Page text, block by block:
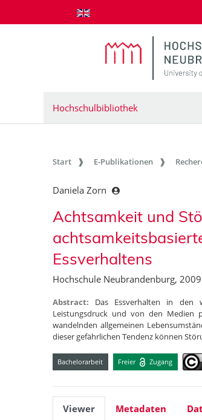
zum Inhalt springen
Hochschulbibliothek
Start E-Publikationen
Daniela Zorn
Achtsamkeit und
Essverhaltens
Hochschule Neubrandenburg, 2009
Abstract: Das Essverhalten in den
Leistungsdruck und von den Medien
wandelnden allgemeinen
dieser gefährlichen Tendenz können
Bachelorarbeit Freier Zugang
Viewer Metadaten